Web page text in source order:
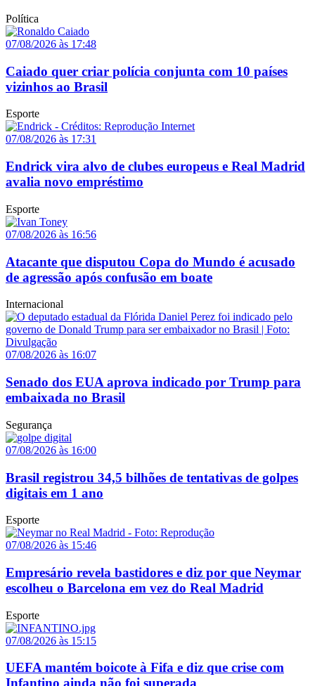
Política
07/08/2026 às 17:48
Caiado quer criar polícia conjunta com 10 países
vizinhos ao Brasil
Esporte
07/08/2026 às 17:31
Endrick vira alvo de clubes europeus e Real Madrid
avalia novo empréstimo
Esporte
07/08/2026 às 16:56
Atacante que disputou Copa do Mundo é acusado
de agressão após confusão em boate
Internacional
07/08/2026 às 16:07
Senado dos EUA aprova indicado por Trump para
embaixada no Brasil
Segurança
07/08/2026 às 16:00
Brasil registrou 34,5 bilhões de tentativas de golpes
digitais em 1 ano
Esporte
07/08/2026 às 15:46
Empresário revela bastidores e diz por que Neymar
escolheu o Barcelona em vez do Real Madrid
Esporte
07/08/2026 às 15:15
UEFA mantém boicote à Fifa e diz que crise com